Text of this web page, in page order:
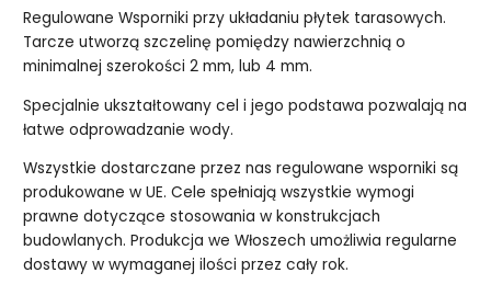
Regulowane Wsporniki przy układaniu płytek tarasowych.
Tarcze utworzą szczelinę pomiędzy nawierzchnią o
minimalnej szerokości 2 mm, lub 4 mm.
Specjalnie ukształtowany cel i jego podstawa pozwalają na
łatwe odprowadzanie wody.
Wszystkie dostarczane przez nas regulowane wsporniki są
produkowane w UE. Cele spełniają wszystkie wymogi
prawne dotyczące stosowania w konstrukcjach
budowlanych. Produkcja we Włoszech umożliwia regularne
dostawy w wymaganej ilości przez cały rok.